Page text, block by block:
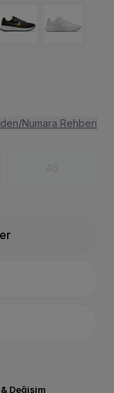
Numara Rehberi
Değişim